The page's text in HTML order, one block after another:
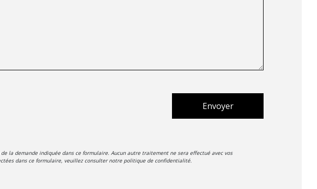
Envoyer
la demande indiquée dans ce formulaire. Aucun autre traitement ne sera effectué avec vos
dans ce formulaire, veuillez consulter notre politique de confidentialité.